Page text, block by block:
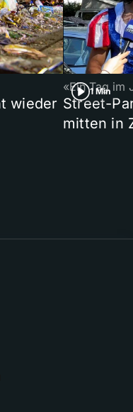
wieder
1 Min
«Ein Tag im
Street-
mitten in